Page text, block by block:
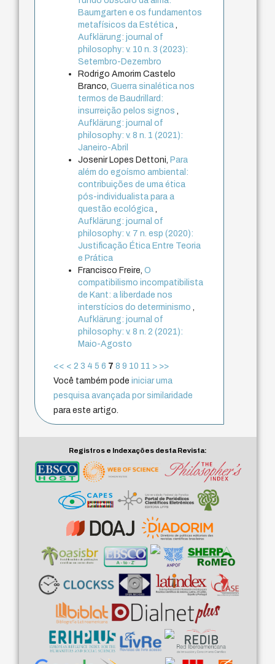
Baumgarten e os fundamentos
metafísicos da Estética,
Aufklärung: journal of
philosophy: v. 10 n. 3 (2023):
Setembro-Dezembro
Rodrigo Amorim Castelo
Branco,Guerra sinalética nos
termos de Baudrillard:
insurreição pelos signos,
Aufklärung: journal of
philosophy: v. 8 n. 1 (2021):
Janeiro-Abril
Josenir Lopes Dettoni, Para
além do egoísmo ambiental:
contribuições de uma ética
pós-individualista para a
questão ecológica,
Aufklärung: journal of
philosophy: v. 7 n. esp (2020):
Justificação Ética Entre Teoria
e Prática
Francisco Freire,O
compatibilismo incompatibilista
de Kant: a liberdade nos
interstícios do determinismo,
Aufklärung: journal of
philosophy: v. 8 n. 2 (2021):
Maio-Agosto
<< < 2 3 4 5 6 7 8 9 10 11 > >>
Você também podeiniciar uma
pesquisa avançada por similaridade
para este artigo.
Registros e Indexações desta Revista: